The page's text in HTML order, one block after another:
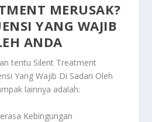
MERUSAK?
YANG WAJIB
ANDA
tentu Silent Treatment
Yang Wajib Di Sadari Oleh
lainnya adalah:
Kebingungan